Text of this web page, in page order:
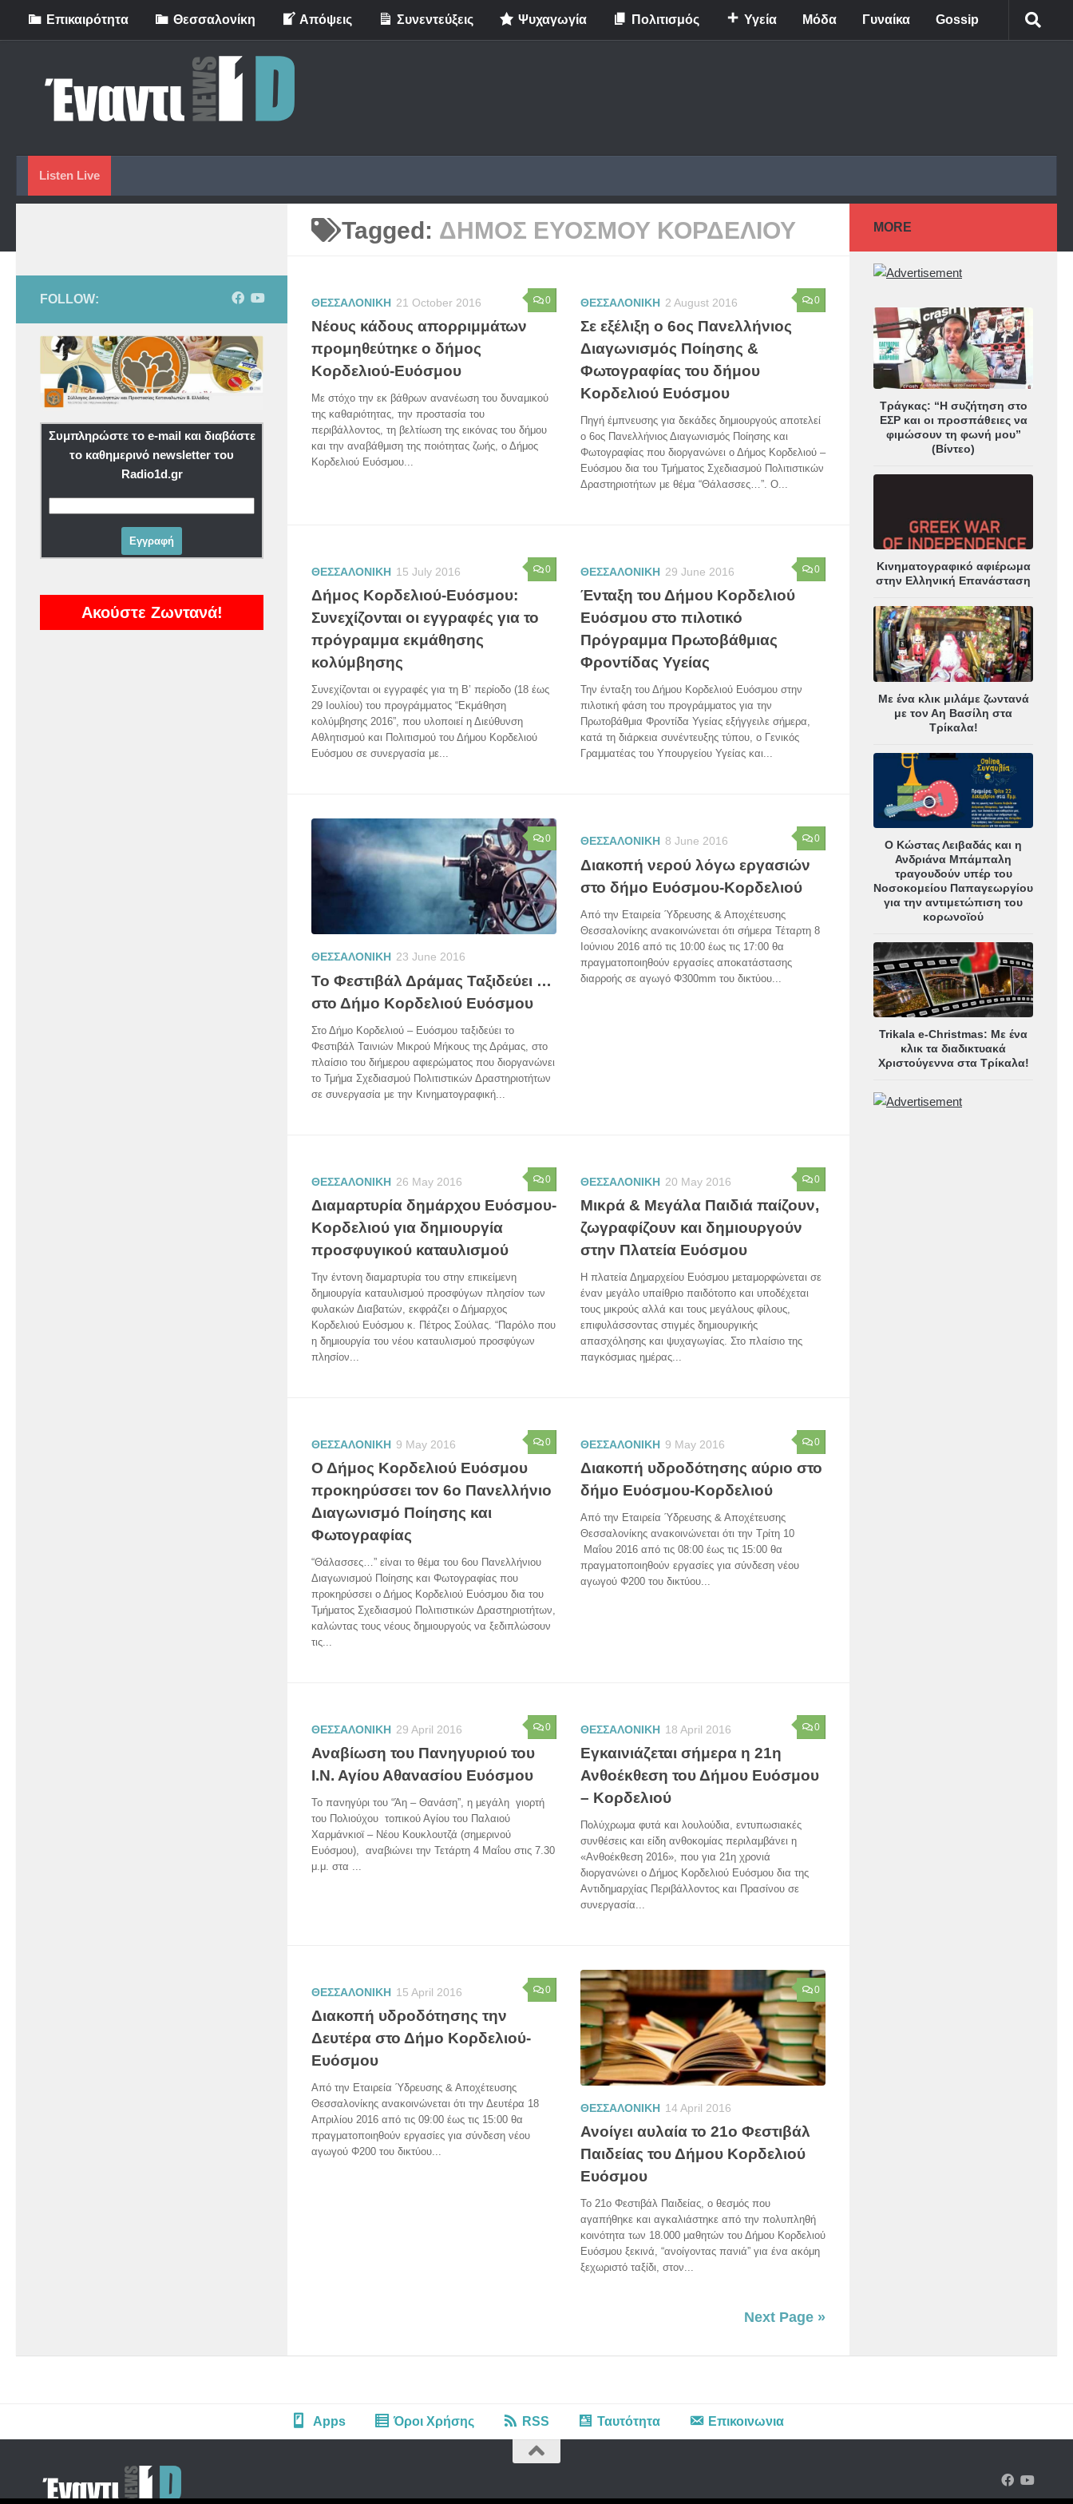
Skip to content
Eπικαιρότητα Θεσσαλονίκη Απόψεις Συνεντεύξεις Ψυχαγωγία Πολιτισμός Υγεία Μόδα Γυναίκα Gossip
Listen Live
Tagged: ΔΗΜΟΣ ΕΥΟΣΜΟΥ ΚΟΡΔΕΛΙΟΥ
0
ΘΕΣΣΑΛΟΝΙΚΗ 21 October 2016
Νέους κάδους απορριμμάτων
προμηθεύτηκε ο δήμος
Κορδελιού-Ευόσμου
Με στόχο την εκ βάθρων ανανέωση του δυναμικού
της καθαριότητας, την προστασία του
περιβάλλοντος, τη βελτίωση της εικόνας του δήμου
και την αναβάθμιση της ποιότητας ζωής, ο Δήμος
Κορδελιού Ευόσμου...
0
ΘΕΣΣΑΛΟΝΙΚΗ 2 August 2016
Σε εξέλιξη ο 6ος Πανελλήνιος
Διαγωνισμός Ποίησης &
Φωτογραφίας του δήμου
Κορδελιού Ευόσμου
Πηγή έμπνευσης για δεκάδες δημιουργούς αποτελεί
ο 6ος Πανελλήνιος Διαγωνισμός Ποίησης και
Φωτογραφίας που διοργανώνει ο Δήμος Κορδελιού –
Ευόσμου δια του Τμήματος Σχεδιασμού Πολιτιστικών
Δραστηριοτήτων με θέμα “Θάλασσες…”. Ο...
0
ΘΕΣΣΑΛΟΝΙΚΗ 15 July 2016
Δήμος Κορδελιού-Ευόσμου:
Συνεχίζονται οι εγγραφές για το
πρόγραμμα εκμάθησης
κολύμβησης
Συνεχίζονται οι εγγραφές για τη Β’ περίοδο (18 έως
29 Ιουλίου) του προγράμματος “Εκμάθηση
κολύμβησης 2016”, που υλοποιεί η Διεύθυνση
Αθλητισμού και Πολιτισμού του Δήμου Κορδελιού
Ευόσμου σε συνεργασία με...
0
ΘΕΣΣΑΛΟΝΙΚΗ 29 June 2016
Ένταξη του Δήμου Κορδελιού
Ευόσμου στο πιλοτικό
Πρόγραμμα Πρωτοβάθμιας
Φροντίδας Υγείας
Την ένταξη του Δήμου Κορδελιού Ευόσμου στην
πιλοτική φάση του προγράμματος για την
Πρωτοβάθμια Φροντίδα Υγείας εξήγγειλε σήμερα,
κατά τη διάρκεια συνέντευξης τύπου, ο Γενικός
Γραμματέας του Υπουργείου Υγείας και...
0
ΘΕΣΣΑΛΟΝΙΚΗ 23 June 2016
Το Φεστιβάλ Δράμας Ταξιδεύει …
στο Δήμο Κορδελιού Ευόσμου
Στο Δήμο Κορδελιού – Ευόσμου ταξιδεύει το
Φεστιβάλ Ταινιών Μικρού Μήκους της Δράμας, στο
πλαίσιο του διήμερου αφιερώματος που διοργανώνει
το Τμήμα Σχεδιασμού Πολιτιστικών Δραστηριοτήτων
σε συνεργασία με την Κινηματογραφική...
0
ΘΕΣΣΑΛΟΝΙΚΗ 8 June 2016
Διακοπή νερού λόγω εργασιών
στο δήμο Ευόσμου-Κορδελιού
Από την Εταιρεία Ύδρευσης & Αποχέτευσης
Θεσσαλονίκης ανακοινώνεται ότι σήμερα Τέταρτη 8
Ιούνιου 2016 από τις 10:00 έως τις 17:00 θα
πραγματοποιηθούν εργασίες αποκατάστασης
διαρροής σε αγωγό Φ300mm του δικτύου...
0
ΘΕΣΣΑΛΟΝΙΚΗ 26 May 2016
Διαμαρτυρία δημάρχου Ευόσμου-
Κορδελιού για δημιουργία
προσφυγικού καταυλισμού
Την έντονη διαμαρτυρία του στην επικείμενη
δημιουργία καταυλισμού προσφύγων πλησίον των
φυλακών Διαβατών, εκφράζει ο Δήμαρχος
Κορδελιού Ευόσμου κ. Πέτρος Σούλας. “Παρόλο που
η δημιουργία του νέου καταυλισμού προσφύγων
πλησίον...
0
ΘΕΣΣΑΛΟΝΙΚΗ 20 May 2016
Μικρά & Μεγάλα Παιδιά παίζουν,
ζωγραφίζουν και δημιουργούν
στην Πλατεία Ευόσμου
Η πλατεία Δημαρχείου Ευόσμου μεταμορφώνεται σε
έναν μεγάλο υπαίθριο παιδότοπο και υποδέχεται
τους μικρούς αλλά και τους μεγάλους φίλους,
επιφυλάσσοντας στιγμές δημιουργικής
απασχόλησης και ψυχαγωγίας. Στο πλαίσιο της
παγκόσμιας ημέρας...
0
ΘΕΣΣΑΛΟΝΙΚΗ 9 May 2016
Ο Δήμος Κορδελιού Ευόσμου
προκηρύσσει τον 6ο Πανελλήνιο
Διαγωνισμό Ποίησης και
Φωτογραφίας
“Θάλασσες…” είναι το θέμα του 6ου Πανελλήνιου
Διαγωνισμού Ποίησης και Φωτογραφίας που
προκηρύσσει ο Δήμος Κορδελιού Ευόσμου δια του
Τμήματος Σχεδιασμού Πολιτιστικών Δραστηριοτήτων,
καλώντας τους νέους δημιουργούς να ξεδιπλώσουν
τις...
0
ΘΕΣΣΑΛΟΝΙΚΗ 9 May 2016
Διακοπή υδροδότησης αύριο στο
δήμο Ευόσμου-Κορδελιού
Από την Εταιρεία Ύδρευσης & Αποχέτευσης
Θεσσαλονίκης ανακοινώνεται ότι την Τρίτη 10
Μαΐου 2016 από τις 08:00 έως τις 15:00 θα
πραγματοποιηθούν εργασίες για σύνδεση νέου
αγωγού Φ200 του δικτύου...
0
ΘΕΣΣΑΛΟΝΙΚΗ 29 April 2016
Αναβίωση του Πανηγυριού του
Ι.Ν. Αγίου Αθανασίου Ευόσμου
Το πανηγύρι του “Άη – Θανάση”, η μεγάλη γιορτή
του Πολιούχου τοπικού Αγίου του Παλαιού
Χαρμάνκιοϊ – Νέου Κουκλουτζά (σημερινού
Ευόσμου), αναβιώνει την Τετάρτη 4 Μαΐου στις 7.30
μ.μ. στα ...
0
ΘΕΣΣΑΛΟΝΙΚΗ 18 April 2016
Εγκαινιάζεται σήμερα η 21η
Ανθοέκθεση του Δήμου Ευόσμου
– Κορδελιού
Πολύχρωμα φυτά και λουλούδια, εντυπωσιακές
συνθέσεις και είδη ανθοκομίας περιλαμβάνει η
«Ανθοέκθεση 2016», που για 21η χρονιά
διοργανώνει ο Δήμος Κορδελιού Ευόσμου δια της
Αντιδημαρχίας Περιβάλλοντος και Πρασίνου σε
συνεργασία...
0
ΘΕΣΣΑΛΟΝΙΚΗ 15 April 2016
Διακοπή υδροδότησης την
Δευτέρα στο Δήμο Κορδελιού-
Ευόσμου
Από την Εταιρεία Ύδρευσης & Αποχέτευσης
Θεσσαλονίκης ανακοινώνεται ότι την Δευτέρα 18
Απριλίου 2016 από τις 09:00 έως τις 15:00 θα
πραγματοποιηθούν εργασίες για σύνδεση νέου
αγωγού Φ200 του δικτύου...
0
ΘΕΣΣΑΛΟΝΙΚΗ 14 April 2016
Ανοίγει αυλαία το 21ο Φεστιβάλ
Παιδείας του Δήμου Κορδελιού
Ευόσμου
Το 21ο Φεστιβάλ Παιδείας, ο θεσμός που
αγαπήθηκε και αγκαλιάστηκε από την πολυπληθή
κοινότητα των 18.000 μαθητών του Δήμου Κορδελιού
Ευόσμου ξεκινά, “ανοίγοντας πανιά” για ένα ακόμη
ξεχωριστό ταξίδι, στον...
Next Page »
FOLLOW:
Συμπληρώστε το e-mail και διαβάστε
το καθημερινό newsletter του
Radio1d.gr
Ακούστε Ζωντανά!
MORE
Τράγκας: “Η συζήτηση στο
ΕΣΡ και οι προσπάθειες να
φιμώσουν τη φωνή μου”
(Βίντεο)
Κινηματογραφικό αφιέρωμα
στην Ελληνική Επανάσταση
Με ένα κλικ μιλάμε ζωντανά
με τον Αη Βασίλη στα
Τρίκαλα!
Ο Κώστας Λειβαδάς και η
Ανδριάνα Μπάμπαλη
τραγουδούν υπέρ του
Νοσοκομείου Παπαγεωργίου
για την αντιμετώπιση του
κορωνοϊού
Trikala e-Christmas: Με ένα
κλικ τα διαδικτυακά
Χριστούγεννα στα Τρίκαλα!
Apps Όροι Χρήσης RSS Ταυτότητα Επικοινωνια